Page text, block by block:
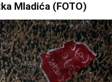
Mladića (FOTO)